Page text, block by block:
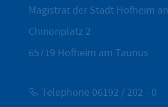
Magistrat der Stadt Hofheim
Chinonplatz 2
65719 Hofheim am Taunus
Telephone 06192 / 202 - 0